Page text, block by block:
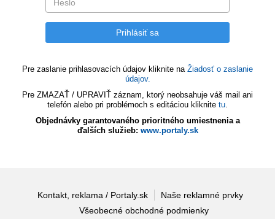
Pre zaslanie prihlasovacích údajov kliknite na Žiadosť o zaslanie
údajov.
Pre ZMAZAŤ / UPRAVIŤ záznam, ktorý neobsahuje váš mail ani
telefón alebo pri problémoch s editáciou kliknite tu.
Objednávky garantovaného prioritného umiestnenia a
ďalších služieb: www.portaly.sk
Kontakt, reklama / Portaly.sk
Naše reklamné prvky
Všeobecné obchodné podmienky